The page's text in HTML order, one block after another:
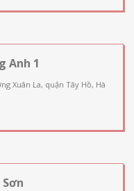
Anh 1
Xuân La, quận Tây Hồ, Hà